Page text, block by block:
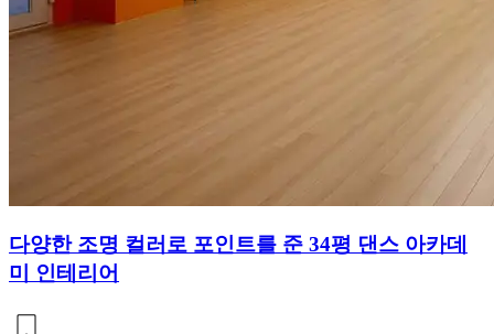
다양한 조명 컬러로 포인트를 준 34평 댄스 아카데
미 인테리어